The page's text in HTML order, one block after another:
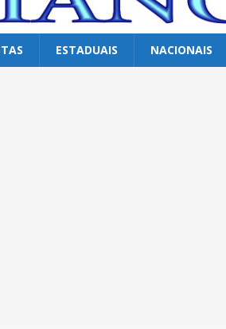
ESTADUAIS NACIONAIS